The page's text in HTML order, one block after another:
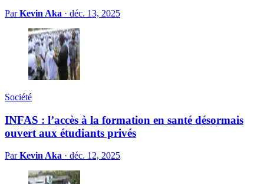
ParKevin Aka · déc. 13, 2025
Société
INFAS : l’accès à la formation en santé désormais
ouvert aux étudiants privés
ParKevin Aka · déc. 12, 2025